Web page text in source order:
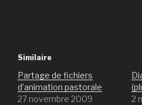
Similaire
Partage de fichiers
d’animation pastorale
27 novembre 2009
2